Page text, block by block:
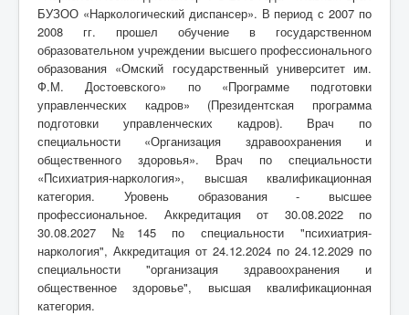
БУЗОО «Наркологический диспансер». В период с 2007 по
2008 гг. прошел обучение в государственном
образовательном учреждении высшего профессионального
образования «Омский государственный университет им.
Ф.М. Достоевского» по «Программе подготовки
управленческих кадров» (Президентская программа
подготовки управленческих кадров). Врач по
специальности «Организация здравоохранения и
общественного здоровья». Врач по специальности
«Психиатрия-наркология», высшая квалификационная
категория. Уровень образования - высшее
профессиональное. Аккредитация от 30.08.2022 по
30.08.2027 №145 по специальности "психиатрия-
наркология", Аккредитация от 24.12.2024 по 24.12.2029 по
специальности "организация здравоохранения и
общественное здоровье", высшая квалификационная
категория.